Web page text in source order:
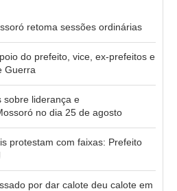
retoma sessões ordinárias
do prefeito, vice, ex-prefeitos e
Guerra
sobre liderança e
no dia 25 de agosto
protestam com faixas: Prefeito
por dar calote deu calote em